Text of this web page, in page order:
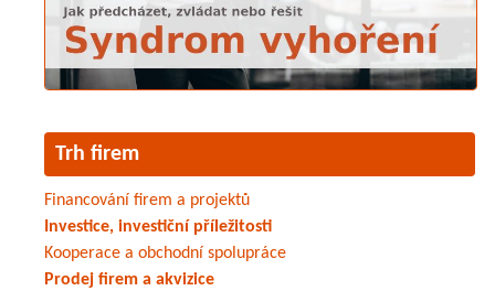
Trh firem
Financování firem a projektů
Investice, investiční příležitosti
Kooperace a obchodní spolupráce
Prodej firem a akvizice